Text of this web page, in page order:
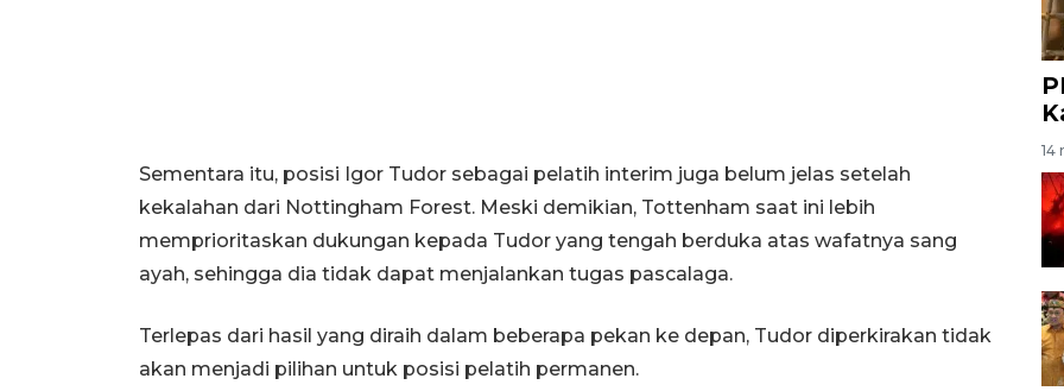
Sementara itu, posisi Igor Tudor sebagai pelatih interim juga belum jelas setelah
kekalahan dari Nottingham Forest. Meski demikian, Tottenham saat ini lebih
memprioritaskan dukungan kepada Tudor yang tengah berduka atas wafatnya sang
ayah, sehingga dia tidak dapat menjalankan tugas pascalaga.
Terlepas dari hasil yang diraih dalam beberapa pekan ke depan, Tudor diperkirakan tidak
akan menjadi pilihan untuk posisi pelatih permanen.
14